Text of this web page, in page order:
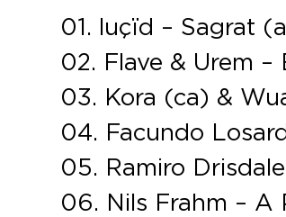
01. luçïd – Sagrat
02. Flave & Urem
03. Kora (ca) &
04. Facundo
05. Ramiro
06. Nils Frahm – A